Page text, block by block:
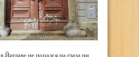
Йиглаве не попался на глаза ни